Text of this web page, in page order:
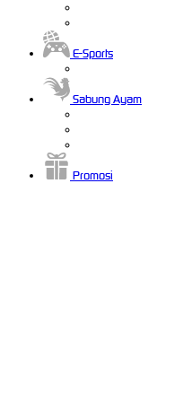
E-Sports
Sabung Ayam
Promosi